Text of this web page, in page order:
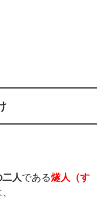
人である燧人（す